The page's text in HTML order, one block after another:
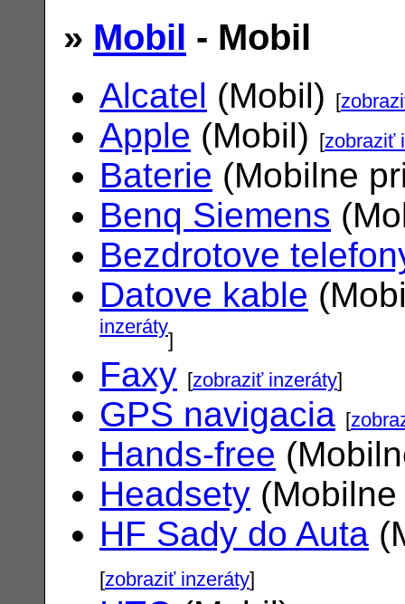
» Mobil - Mobil
Alcatel (Mobil) [
Apple (Mobil) [zobraziť
Baterie (Mobilne
Benq Siemens
Bezdrotove
Datove kable
inzeráty]
Faxy [zobraziť inzeráty]
GPS navigacia [
Hands-free
Headsety
HF Sady do Auta
[zobraziť inzeráty]